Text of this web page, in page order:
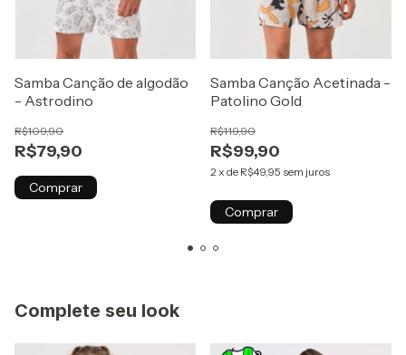
Samba Canção de algodão
- Astrodino
R$79,90
R$109,90
Comprar
Samba Canção Acetinada -
Patolino Gold
R$99,90
R$119,90
2 x de R$49,95 sem juros
Comprar
Complete seu look